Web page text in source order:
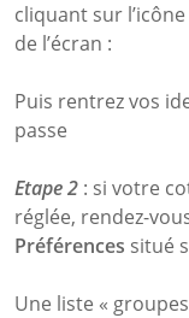
cliquant sur
de l’écran :
Puis rentrez vos
passe
Etape 2 : si votre
réglée, rendez-
Préférences situé
Une liste «